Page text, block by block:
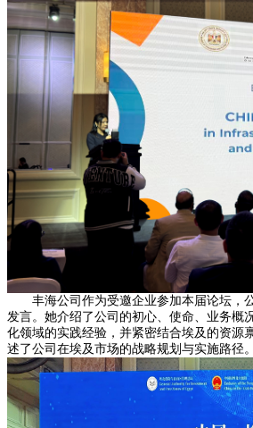
丰海公司作为受邀企业参加本届论坛，
发言。她介绍了公司的初心、使命、业务概
化领域的实践经验，并紧密结合埃及的资源
述了公司在埃及市场的战略规划与实施路径。